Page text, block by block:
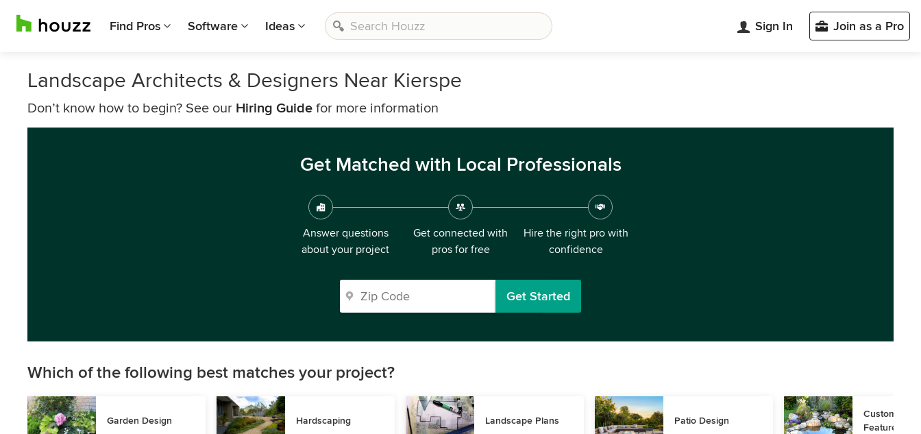
Find Pros Software Ideas Sign In Join as a Pro
Landscape Architects & Designers Near Kierspe
Don’t know how to begin? See our Hiring Guide for more information
Get Matched with Local Professionals
Answer questions
about your project
Get connected with
pros for free
Hire the right pro with
confidence
Get Started
Which of the following best matches your project?
Garden Design Hardscaping Landscape Plans Patio Design
Custom
Features